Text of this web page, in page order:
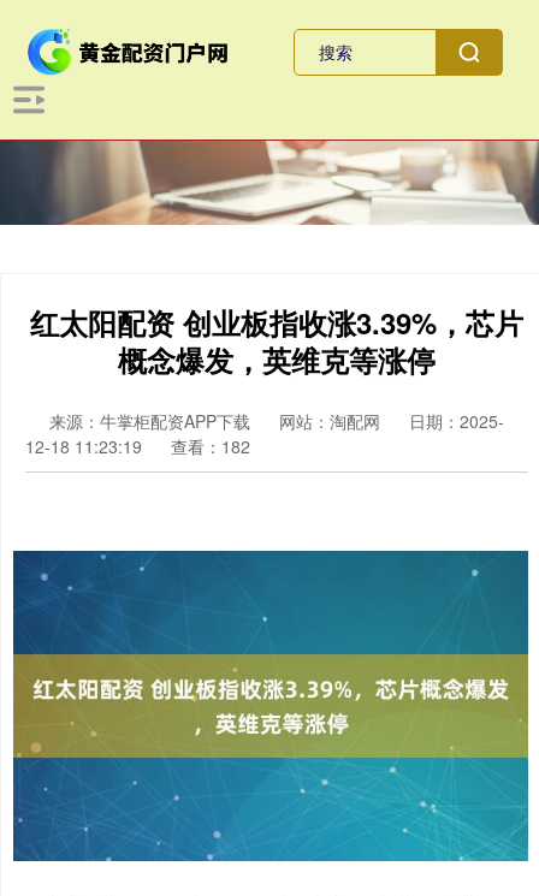
红太阳配资 创业板指收涨3.39%，芯片
概念爆发，英维克等涨停
来源：牛掌柜配资APP下载 网站：淘配网
日期：2025-
12-18 11:23:19
查看：182